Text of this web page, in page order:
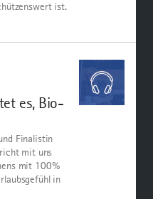
ist.
es, Bio-
Finalistin
mit uns
mit 100%
in